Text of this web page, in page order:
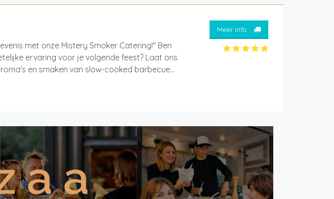
met onze Mistery Smoker Catering!" Ben
ervaring voor je volgende feest? Laat ons
en smaken van slow-cooked barbecue...
Meer info